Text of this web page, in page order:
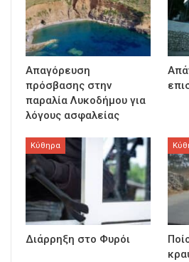
Απαγόρευση
πρόσβασης στην
παραλία Λυκοδήμου για
λόγους ασφαλείας
Κύθηρα
Διάρρηξη στο Φυρόι